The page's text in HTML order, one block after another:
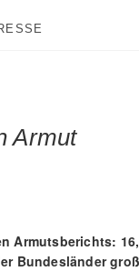
Armut
Armutsberichts:
Bundesländer